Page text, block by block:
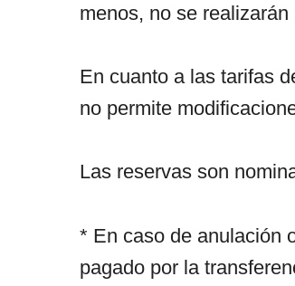
menos, no se
En cuanto a las tarifas
no permite
Las reservas son
* En caso de anulación
pagado por la